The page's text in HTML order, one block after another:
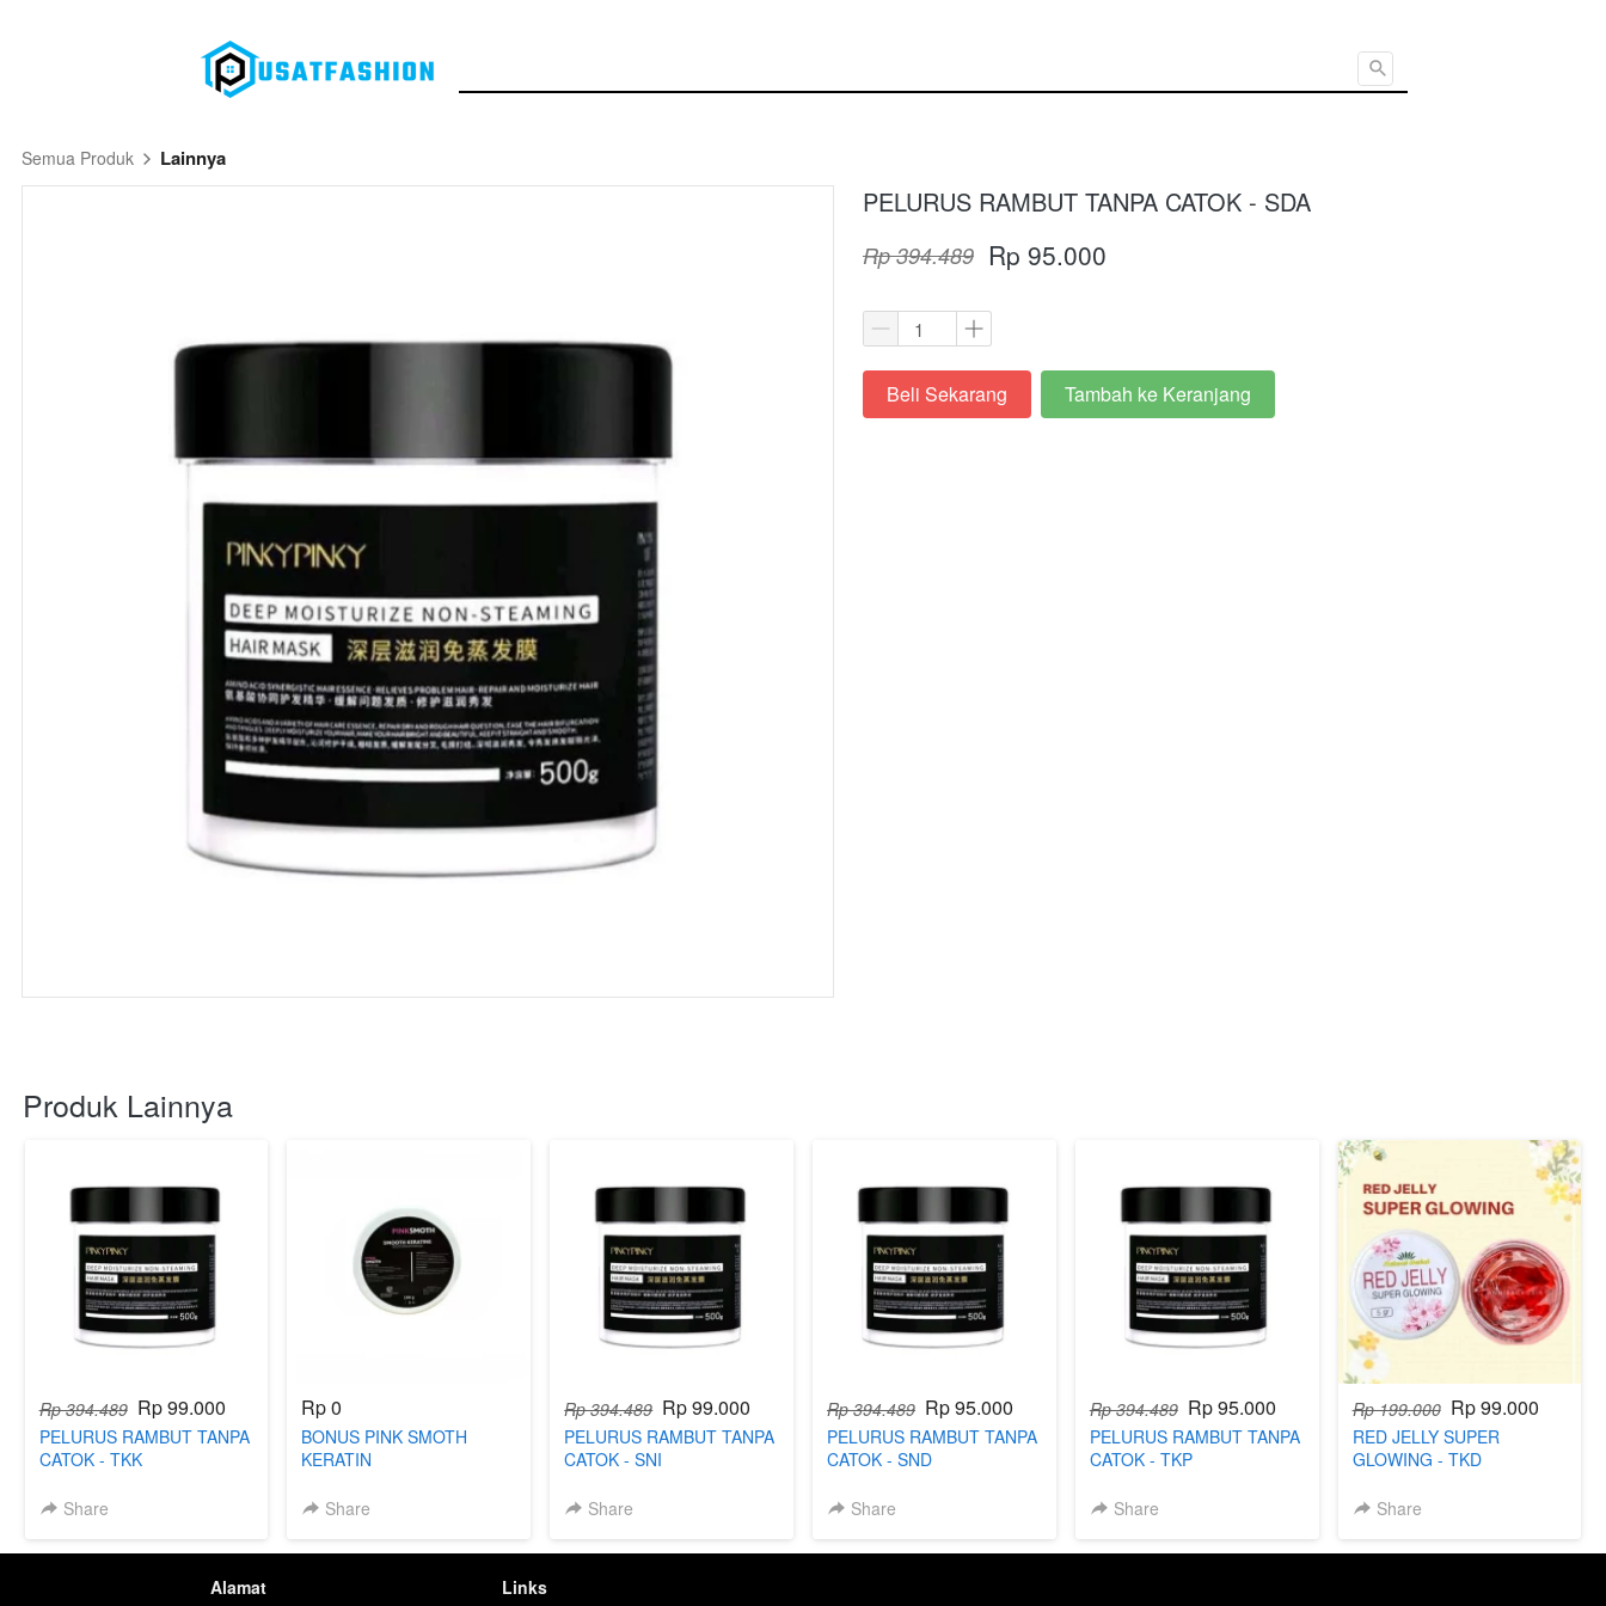
Semua Produk Lainnya
PELURUS RAMBUT TANPA CATOK - SDA
Rp 394.489 Rp 95.000
`Beli Sekarang `
Tambah ke Keranjang
Produk Lainnya
Rp 394.489 Rp 99.000
PELURUS RAMBUT TANPA
CATOK - TKK
Share
Rp 0
BONUS PINK SMOTH
KERATIN
Share
Rp 394.489 Rp 99.000
PELURUS RAMBUT TANPA
CATOK - SNI
Share
Rp 394.489 Rp 95.000
PELURUS RAMBUT TANPA
CATOK - SND
Share
Rp 394.489 Rp 95.000
PELURUS RAMBUT TANPA
CATOK - TKP
Share
Rp 199.000 Rp 99.000
RED JELLY SUPER
GLOWING - TKD
Share
Alamat Links